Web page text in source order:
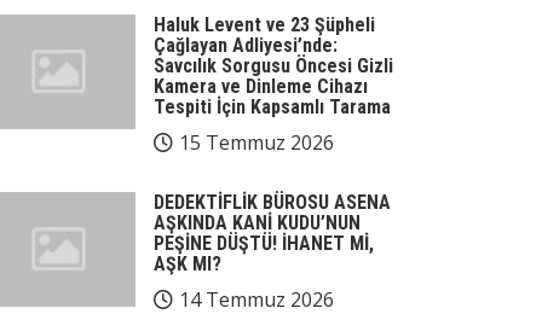
Haluk Levent ve 23 Şüpheli
Çağlayan Adliyesi’nde:
Savcılık Sorgusu Öncesi Gizli
Kamera ve Dinleme Cihazı
Tespiti İçin Kapsamlı Tarama
15 Temmuz 2026
DEDEKTİFLİK BÜROSU ASENA
AŞKINDA KANİ KUDU’NUN
PEŞİNE DÜŞTÜ! İHANET Mİ,
AŞK MI?
14 Temmuz 2026